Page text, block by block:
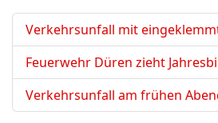
Verkehrsunfall mit
Feuerwehr Düren zieht
Verkehrsunfall am frühen